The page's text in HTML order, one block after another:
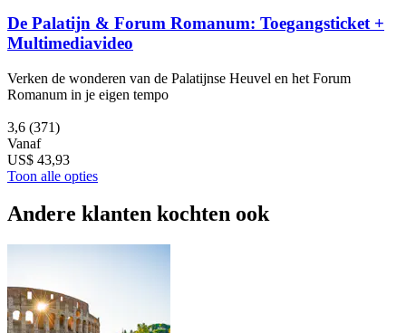
De Palatijn & Forum Romanum: Toegangsticket +
Multimediavideo
Verken de wonderen van de Palatijnse Heuvel en het Forum
Romanum in je eigen tempo
3,6 (371)
Vanaf
US$ 43,93
Toon alle opties
Andere klanten kochten ook